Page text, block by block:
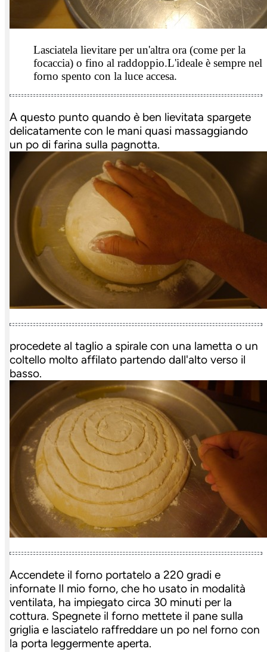
Lasciatela lievitare per un'altra ora (come per la
focaccia) o fino al raddoppio.L'ideale è sempre nel
forno spento con la luce accesa.
A questo punto quando è ben lievitata spargete
delicatamente con le mani quasi massaggiando
un po di farina sulla pagnotta.
procedete al taglio a spirale con una lametta o un
coltello molto affilato partendo dall'alto verso il
basso.
Accendete il forno portatelo a 220 gradi e
infornate Il mio forno, che ho usato in modalità
ventilata, ha impiegato circa 30 minuti per la
cottura. Spegnete il forno mettete il pane sulla
griglia e lasciatelo raffreddare un po nel forno con
la porta leggermente aperta.